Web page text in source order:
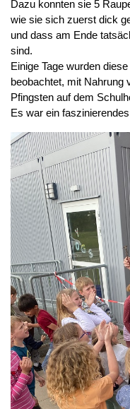
Dazu konnten sie 5
wie sie sich zuerst dick
und dass am Ende
sind.
Einige Tage wurden
beobachtet, mit Nahrung
Pfingsten auf dem
Es war ein